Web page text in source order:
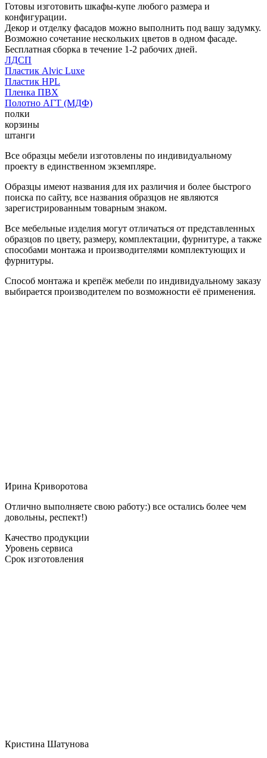
Готовы изготовить шкафы-купе любого размера и
конфигурации.
Декор и отделку фасадов можно выполнить под вашу задумку.
Возможно сочетание нескольких цветов в одном фасаде.
Бесплатная сборка в течение 1-2 рабочих дней.
ЛДСП
Пластик Alvic Luxe
Пластик HPL
Пленка ПВХ
Полотно АГТ (МДФ)
полки
корзины
штанги
Все образцы мебели изготовлены по индивидуальному
проекту в единственном экземпляре.
Образцы имеют названия для их различия и более быстрого
поиска по сайту, все названия образцов не являются
зарегистрированным товарным знаком.
Все мебельные изделия могут отличаться от представленных
образцов по цвету, размеру, комплектации, фурнитуре, а также
способами монтажа и производителями комплектующих и
фурнитуры.
Способ монтажа и крепёж мебели по индивидуальному заказу
выбирается производителем по возможности её применения.
Ирина Криворотова
Отлично выполняете свою работу:) все остались более чем
довольны, респект!)
Качество продукции
Уровень сервиса
Срок изготовления
Кристина Шатунова